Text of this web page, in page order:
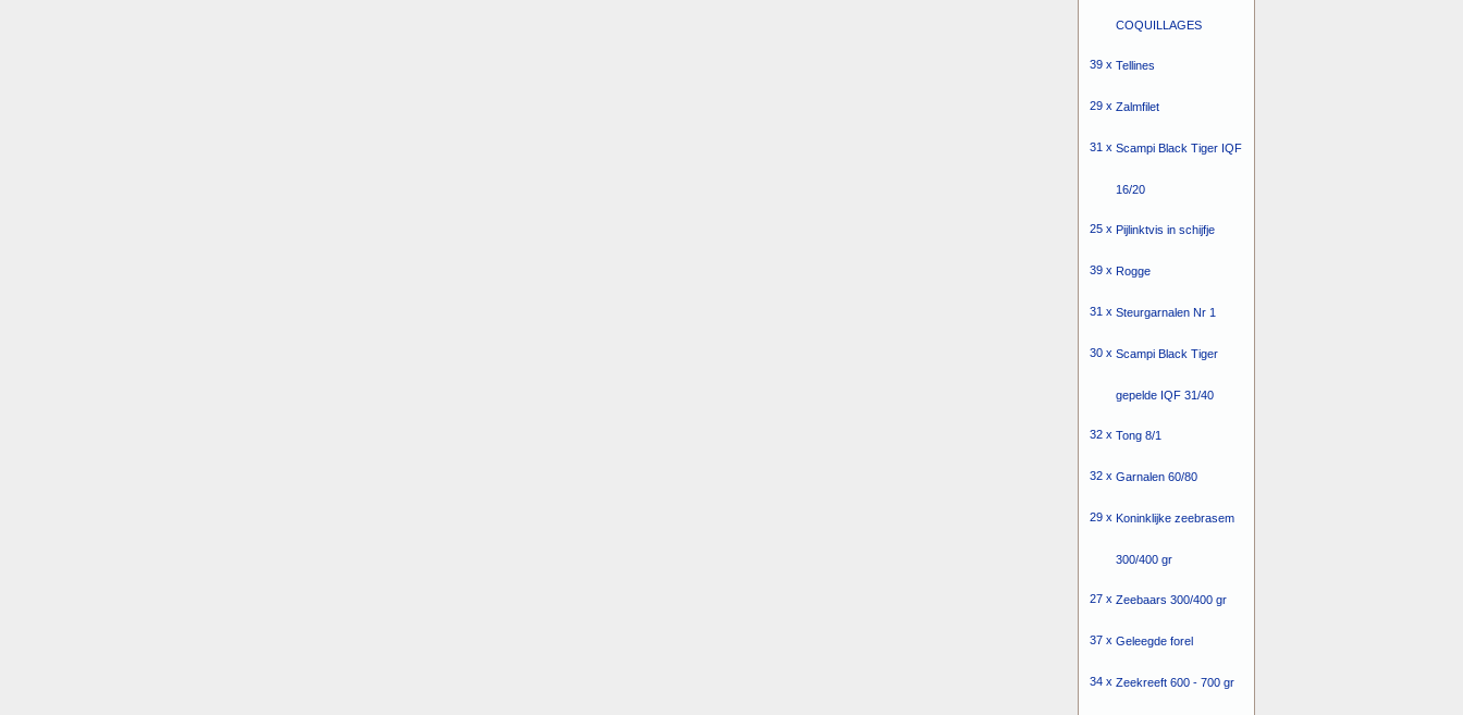
COQUILLAGES
39 x Tellines
29 x Zalmfilet
31 x Scampi Black Tiger IQF
16/20
25 x Pijlinktvis in schijfje
39 x Rogge
31 x Steurgarnalen Nr 1
30 x Scampi Black Tiger
gepelde IQF 31/40
32 x Tong 8/1
32 x Garnalen 60/80
29 x Koninklijke zeebrasem
300/400 gr
27 x Zeebaars 300/400 gr
37 x Geleegde forel
34 x Zeekreeft 600 - 700 gr